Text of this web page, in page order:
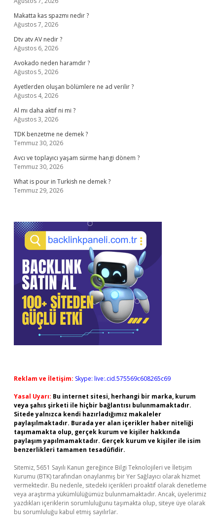
Makatta kas spazmı nedir ?
Ağustos 7, 2026
Dtv atv AV nedir ?
Ağustos 6, 2026
Avokado neden haramdır ?
Ağustos 5, 2026
Ayetlerden oluşan bölümlere ne ad verilir ?
Ağustos 4, 2026
Al mı daha aktif ni mi ?
Ağustos 3, 2026
TDK benzetme ne demek ?
Temmuz 30, 2026
Avcı ve toplayıcı yaşam sürme hangi dönem ?
Temmuz 30, 2026
What is pour in Turkish ne demek ?
Temmuz 29, 2026
Reklam ve İletişim: Skype: live:.cid.575569c608265c69
Yasal Uyarı: Bu internet sitesi, herhangi bir marka, kurum
veya şahıs şirketi ile hiçbir bağlantısı bulunmamaktadır.
Sitede yalnızca kendi hazırladığımız makaleler
paylaşılmaktadır. Burada yer alan içerikler haber niteliği
taşımamakta olup, gerçek kurum ve kişiler hakkında
paylaşım yapılmamaktadır. Gerçek kurum ve kişiler ile isim
benzerlikleri tamamen tesadüfidir.
Sitemiz, 5651 Sayılı Kanun gereğince Bilgi Teknolojileri ve İletişim
Kurumu (BTK) tarafından onaylanmış bir Yer Sağlayıcı olarak hizmet
vermektedir. Bu nedenle, sitedeki içerikleri proaktif olarak denetleme
veya araştırma yükümlülüğümüz bulunmamaktadır. Ancak, üyelerimiz
yazdıkları içeriklerin sorumluluğunu taşımakta olup, siteye üye olarak
bu sorumluluğu kabul etmiş sayılırlar.